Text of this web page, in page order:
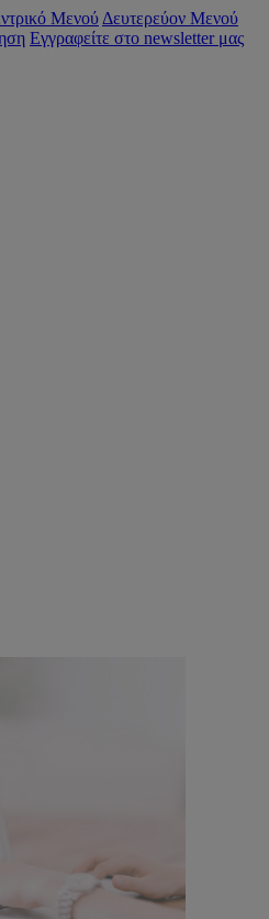
Μενού Δευτερεύον Μενού
Εγγραφείτε στο newsletter μας